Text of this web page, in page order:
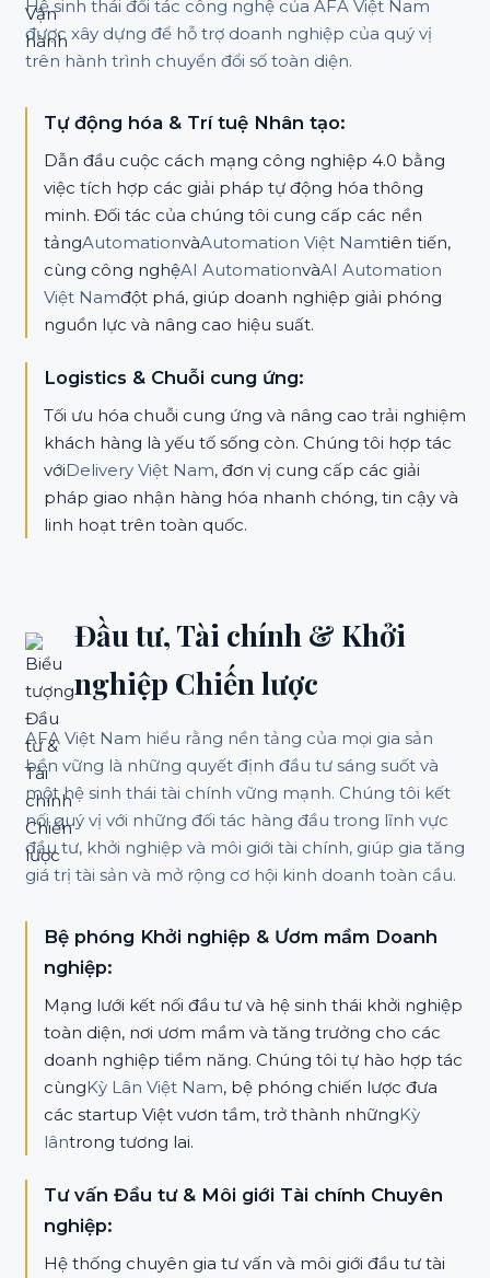
Hệ sinh thái đối tác công nghệ của AFA Việt Nam
được xây dựng để hỗ trợ doanh nghiệp của quý vị
trên hành trình chuyển đổi số toàn diện.
Tự động hóa & Trí tuệ Nhân tạo:
Dẫn đầu cuộc cách mạng công nghiệp 4.0 bằng
việc tích hợp các giải pháp tự động hóa thông
minh. Đối tác của chúng tôi cung cấp các nền
tảngAutomationvàAutomation Việt Namtiên tiến,
cùng công nghệAI AutomationvàAI Automation
Việt Namđột phá, giúp doanh nghiệp giải phóng
nguồn lực và nâng cao hiệu suất.
Logistics & Chuỗi cung ứng:
Tối ưu hóa chuỗi cung ứng và nâng cao trải nghiệm
khách hàng là yếu tố sống còn. Chúng tôi hợp tác
vớiDelivery Việt Nam, đơn vị cung cấp các giải
pháp giao nhận hàng hóa nhanh chóng, tin cậy và
linh hoạt trên toàn quốc.
Đầu tư, Tài chính & Khởi
nghiệp Chiến lược
AFA Việt Nam hiểu rằng nền tảng của mọi gia sản
bền vững là những quyết định đầu tư sáng suốt và
một hệ sinh thái tài chính vững mạnh. Chúng tôi kết
nối quý vị với những đối tác hàng đầu trong lĩnh vực
đầu tư, khởi nghiệp và môi giới tài chính, giúp gia tăng
giá trị tài sản và mở rộng cơ hội kinh doanh toàn cầu.
Bệ phóng Khởi nghiệp & Ươm mầm Doanh
nghiệp:
Mạng lưới kết nối đầu tư và hệ sinh thái khởi nghiệp
toàn diện, nơi ươm mầm và tăng trưởng cho các
doanh nghiệp tiềm năng. Chúng tôi tự hào hợp tác
cùngKỳ Lân Việt Nam, bệ phóng chiến lược đưa
các startup Việt vươn tầm, trở thành nhữngKỳ
lântrong tương lai.
Tư vấn Đầu tư & Môi giới Tài chính Chuyên
nghiệp:
Hệ thống chuyên gia tư vấn và môi giới đầu tư tài